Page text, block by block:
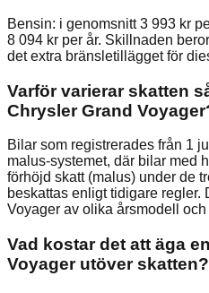
Bensin: i genomsnitt 3 993 kr
8 094 kr per år. Skillnaden
det extra bränsletillägget för
Varför varierar skatten
Chrysler Grand
Bilar som registrerades från 1
malus-systemet, där bilar med
förhöjd skatt (malus) under de
beskattas enligt tidigare regler.
Voyager av olika årsmodell
Vad kostar det att äga
Voyager utöver skatten?